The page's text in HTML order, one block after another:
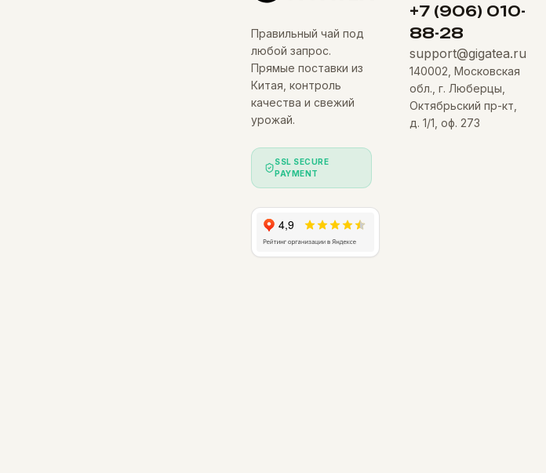
Правильный чай под
любой запрос.
Прямые поставки из
Китая, контроль
качества и свежий
урожай.
SSL SECURE
PAYMENT
+7 (906) 010-
88-28
support@gigatea.ru
140002, Московская
обл., г. Люберцы,
Октябрьский пр-кт,
д. 1/1, оф. 273